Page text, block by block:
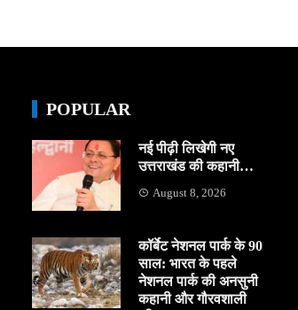
POPULAR
नई पीढ़ी लिखेगी नए
उत्तराखंड की कहानी…
August 8, 2026
कॉर्बेट नेशनल पार्क के 90
साल: भारत के पहले
नेशनल पार्क की अनसुनी
कहानी और गौरवशाली